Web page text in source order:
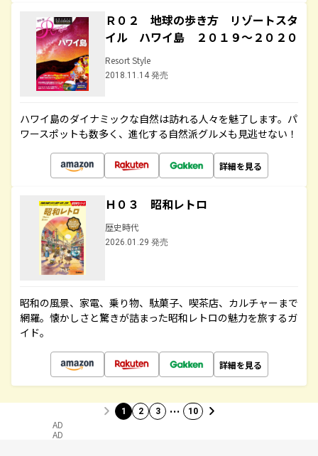
Ｒ０２ 地球の歩き方 リゾートスタ
イル ハワイ島 ２０１９～２０２０
Resort Style
2018.11.14 発売
ハワイ島のダイナミックな自然は訪れる人々を魅了します。パ
ワースポットも数多く、進化する自然派グルメも見逃せない！
詳細を見る
Ｈ０３ 昭和レトロ
歴史時代
2026.01.29 発売
昭和の風景、家電、乗り物、駄菓子、喫茶店、カルチャーまで
網羅。懐かしさと驚きが詰まった昭和レトロの魅力を旅するガ
イド。
詳細を見る
1 2 3 … 10
AD
AD